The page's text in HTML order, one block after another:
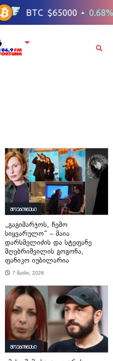
შოუბიზნესი
„გაგიმარჯოს, ჩემო
სიყვარულო“ – მაია
დარსმელიძის და სტეფანე
მღებრიშვილის გოგონა,
ფანიკო იუბილარია
7 მაისი, 2026
შოუბიზნესი